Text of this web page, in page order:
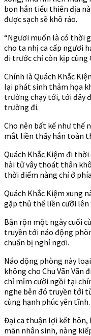
bọn hắn tiểu thiên địa
được sạch sẽ khô ráo.
“Ngươi muốn là có thời
cho ta nhị ca cấp ngươi
đi trước chỉ còn kịp cùng
Chính là Quách Khắc
lại phát sinh thảm họa
trường chạy tới, tới đây
trường đi.
Cho nên bất kể như thế
mắt liền thấy hắn toàn
Quách Khắc Kiệm đi
hài tử vây thoát thân
thời điểm nàng chỉ ở
Quách Khắc Kiệm xung
gặp thủ thế liền cưỡi lên
Bận rộn một ngày cuối
truyền tới náo động
chuẩn bị nghỉ ngơi.
Náo động phòng này
không cho Chu Vãn Vãn
chỉ mỉm cười ngồi tại
nghe bên đó truyền tới
cùng hạnh phúc yên tĩnh.
Đại ca thuận lợi kết hôn,
mãn nhân sinh, nàng